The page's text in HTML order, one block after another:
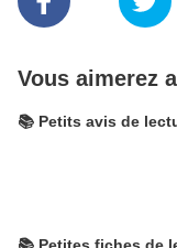
Vous aimerez
📚 Petits avis de